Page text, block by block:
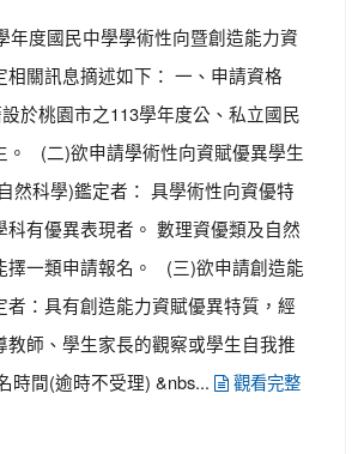
年度國民中學學術性向暨創造能力資
相關訊息摘述如下： 一、申請資格
於桃園市之113學年度公、私立國民
。 (二)欲申請學術性向資賦優異學生
然科學)鑑定者： 具學術性向資優特
科有優異表現者。 數理資優類及自然
擇一類申請報名。 (三)欲申請創造能
者：具有創造能力資賦優異特質，經
教師、學生家長的觀察或學生自我推
時間(逾時不受理) &nbs...
觀看完整